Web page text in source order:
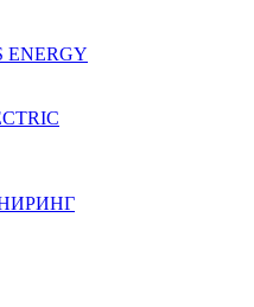
ENERGY